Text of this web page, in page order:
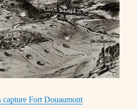
capture Fort Douaumont